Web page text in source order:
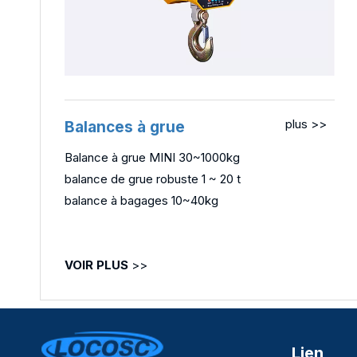
Balances à grue plus >>
Balance à grue MINI 30~1000kg
balance de grue robuste 1 ~ 20 t
balance à bagages 10~40kg
VOIR PLUS >>